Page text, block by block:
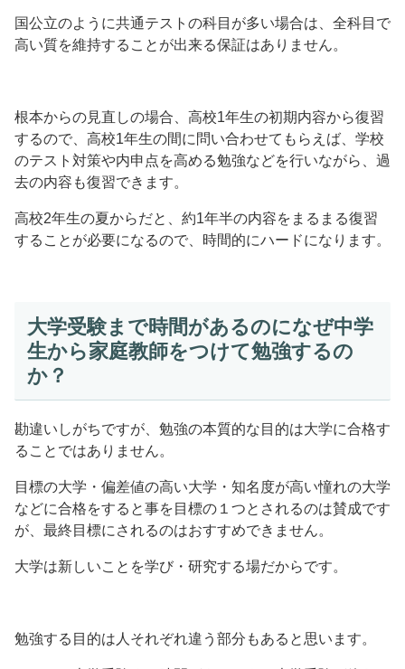
国公立のように共通テストの科目が多い場合は、全科目で
高い質を維持することが出来る保証はありません。
根本からの見直しの場合、高校1年生の初期内容から復習
するので、高校1年生の間に問い合わせてもらえば、学校
のテスト対策や内申点を高める勉強などを行いながら、過
去の内容も復習できます。
高校2年生の夏からだと、約1年半の内容をまるまる復習
することが必要になるので、時間的にハードになります。
大学受験まで時間があるのになぜ中学
生から家庭教師をつけて勉強するの
か？
勘違いしがちですが、勉強の本質的な目的は大学に合格す
ることではありません。
目標の大学・偏差値の高い大学・知名度が高い憧れの大学
などに合格をすると事を目標の１つとされるのは賛成です
が、最終目標にされるのはおすすめできません。
大学は新しいことを学び・研究する場だからです。
勉強する目的は人それぞれ違う部分もあると思います。